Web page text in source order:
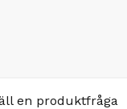
en produktfråga